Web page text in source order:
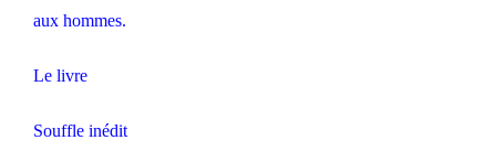
aux hommes.
Le livre
Souffle inédit